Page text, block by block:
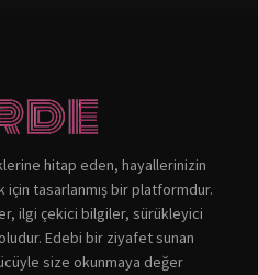
hitap eden, hayallerinizin
için tasarlanmış bir platformdur.
ilgi çekici bilgiler, sürükleyici
Edebi bir ziyafet sunan
size okunmaya değer